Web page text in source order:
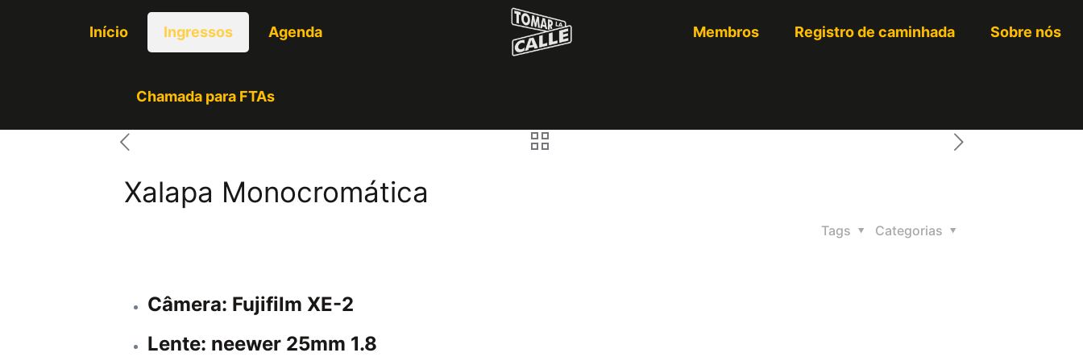
Início Ingressos Agenda
Chamada para FTAs
Membros Registro de caminhada Sobre nós
Xalapa Monocromática
Categorias
Tags
Câmera: Fujifilm XE-2
Lente: neewer 25mm 1.8